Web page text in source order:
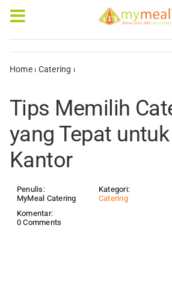
Toggle
Navigation
Caterings
Articles & e-Books
Rewards
Company Profile
Home⏐ Catering ⏐
Tips Memilih
yang Tepat
Kantor
Penulis:
MyMeal Catering
Kategori:
Catering
Komentar:
0 Comments